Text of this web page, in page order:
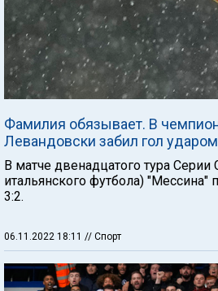
Фамилия обязывает. В
Левандовски забил гол
В матче двенадцатого тура Серии
итальянского футбола) "Мессина"
3:2.
06.11.2022 18:11 // Спорт